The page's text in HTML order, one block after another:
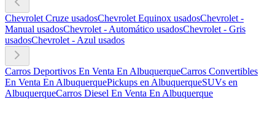
Chevrolet Cruze usadosChevrolet Equinox usadosChevrolet -
Manual usadosChevrolet - Automático usadosChevrolet - Gris
usadosChevrolet - Azul usados
Carros Deportivos En Venta En AlbuquerqueCarros Convertibles
En Venta En AlbuquerquePickups en AlbuquerqueSUVs en
AlbuquerqueCarros Diesel En Venta En Albuquerque